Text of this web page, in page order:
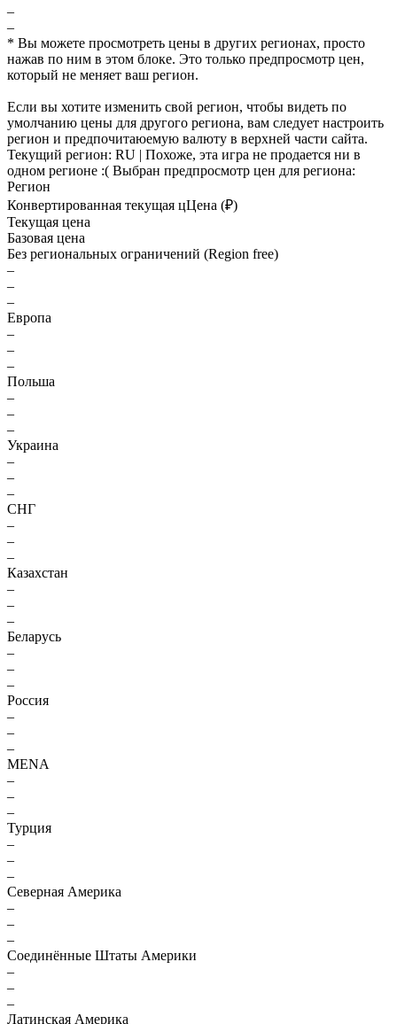
–
–
* Вы можете просмотреть цены в других регионах, просто
нажав по ним в этом блоке. Это только предпросмотр цен,
который не меняет ваш регион.
Если вы хотите изменить свой регион, чтобы видеть по
умолчанию цены для другого региона, вам следует настроить
регион и предпочитаюемую валюту в верхней части сайта.
Текущий регион: RU | Похоже, эта игра не продается ни в
одном регионе :( Выбран предпросмотр цен для региона:
Регион
Конвертированная текущая цЦена (₽)
Текущая цена
Базовая цена
Без региональных ограничений (Region free)
–
–
–
Европа
–
–
–
Польша
–
–
–
Украина
–
–
–
СНГ
–
–
–
Казахстан
–
–
–
Беларусь
–
–
–
Россия
–
–
–
MENA
–
–
–
Турция
–
–
–
Северная Америка
–
–
–
Соединённые Штаты Америки
–
–
–
Латинская Америка